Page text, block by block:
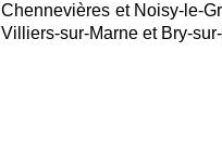
Chennevières et Noisy-le-
Villiers-sur-Marne et Bry-